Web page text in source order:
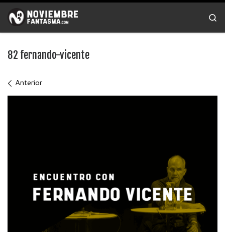
Saltar al contenido
82 fernando-vicente
Navegación de imágenes
Anterior